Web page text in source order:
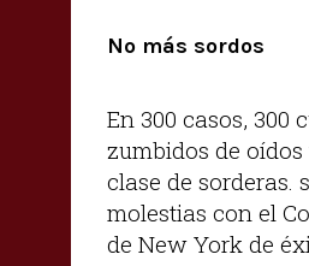
No más sordos
En 300 casos, 300
zumbidos de oídos
clase de sorderas.
molestias con el
de New York de